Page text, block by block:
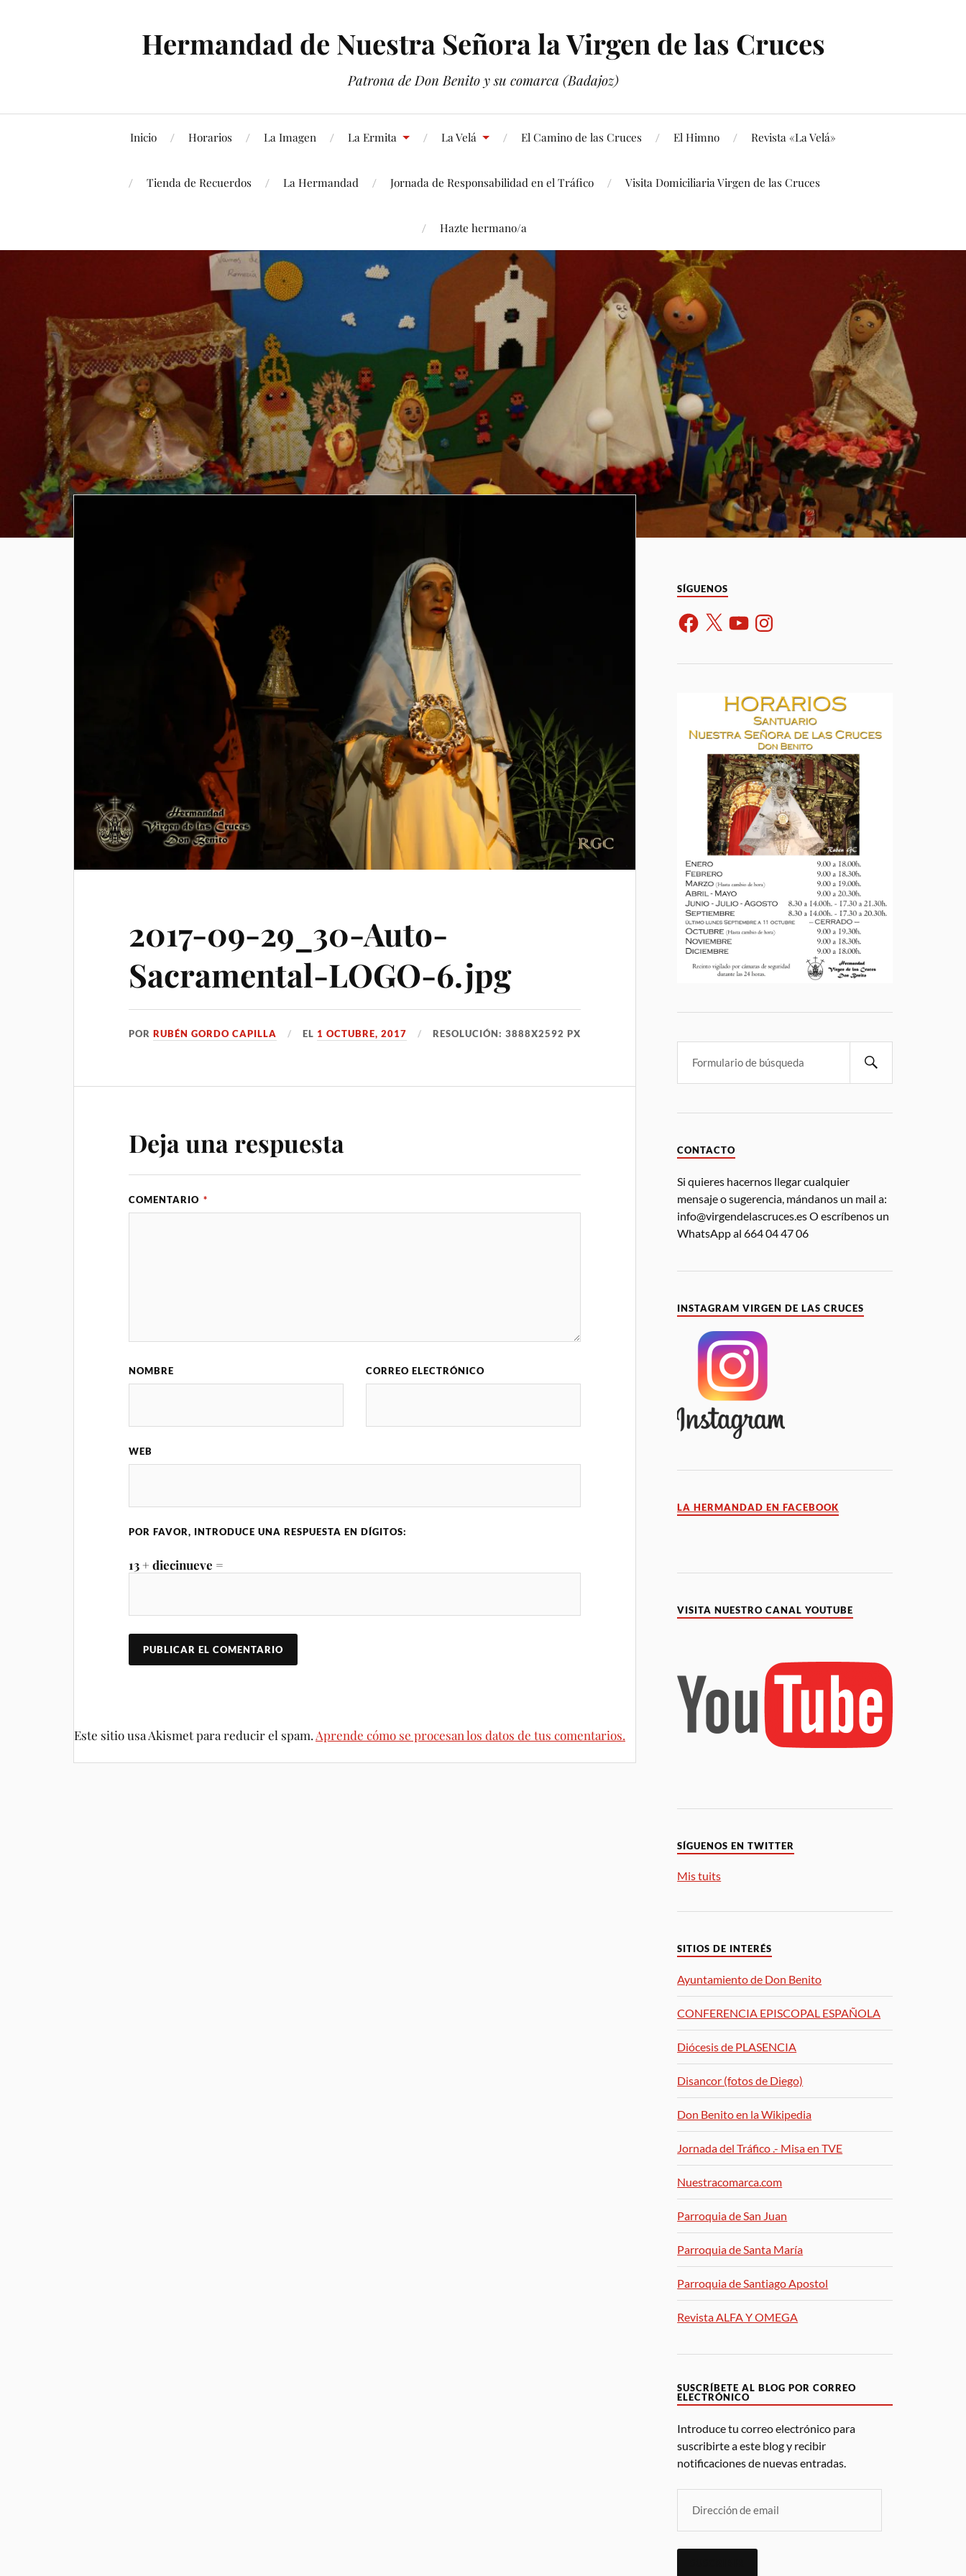
Hermandad de Nuestra Señora la Virgen de las Cruces
Patrona de Don Benito y su comarca (Badajoz)
Inicio Horarios La Imagen La Ermita La Velá El Camino de las Cruces El Himno Revista «La Velá»
Tienda de Recuerdos La Hermandad Jornada de Responsabilidad en el Tráfico Visita Domiciliaria Virgen de las Cruces
Hazte hermano/a
2017-09-29_30-Auto-
Sacramental-LOGO-6.jpg
PORRUBÉN GORDO CAPILLA EL 1 OCTUBRE, 2017 RESOLUCIÓN: 3888X2592 PX
Deja una respuesta
COMENTARIO *
NOMBRE CORREO ELECTRÓNICO
WEB
POR FAVOR, INTRODUCE UNA RESPUESTA EN DÍGITOS:
13 + diecinueve =
Este sitio usa Akismet para reducir el spam. Aprende cómo se procesan los datos de tus comentarios.
SÍGUENOS
CONTACTO
Si quieres hacernos llegar cualquier
mensaje o sugerencia, mándanos un mail a:
info@virgendelascruces.es O escríbenos un
WhatsApp al 664 04 47 06
INSTAGRAM VIRGEN DE LAS CRUCES
LA HERMANDAD EN FACEBOOK
VISITA NUESTRO CANAL YOUTUBE
SÍGUENOS EN TWITTER
Mis tuits
SITIOS DE INTERÉS
Ayuntamiento de Don Benito
CONFERENCIA EPISCOPAL ESPAÑOLA
Diócesis de PLASENCIA
Disancor (fotos de Diego)
Don Benito en la Wikipedia
Jornada del Tráfico .- Misa en TVE
Nuestracomarca.com
Parroquia de San Juan
Parroquia de Santa María
Parroquia de Santiago Apostol
Revista ALFA Y OMEGA
SUSCRÍBETE AL BLOG POR CORREO
ELECTRÓNICO
Introduce tu correo electrónico para
suscribirte a este blog y recibir
notificaciones de nuevas entradas.